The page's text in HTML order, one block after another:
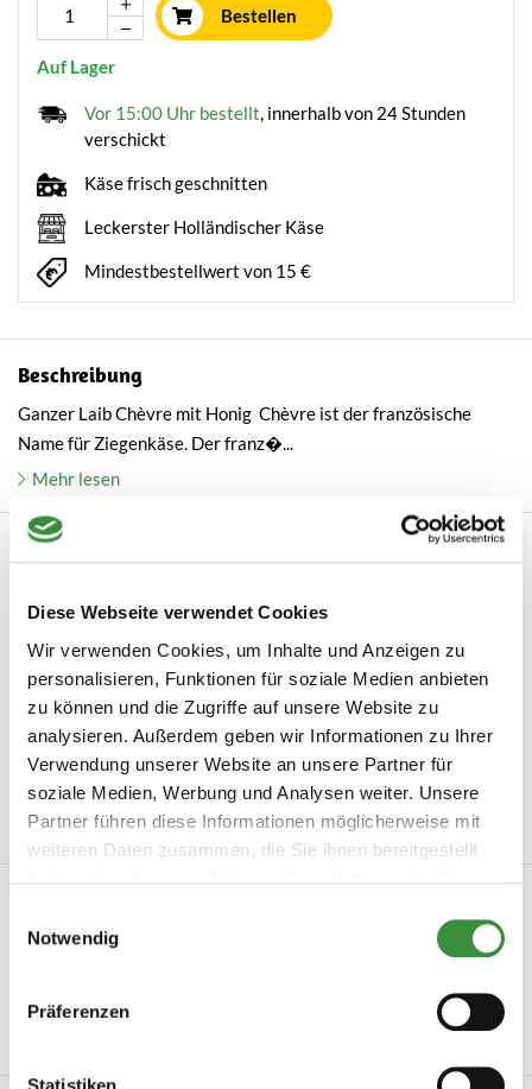
Diese Webseite verwendet Cookies
Wir verwenden Cookies, um Inhalte und Anzeigen zu
personalisieren, Funktionen für soziale Medien anbieten
zu können und die Zugriffe auf unsere Website zu
analysieren. Außerdem geben wir Informationen zu Ihrer
Verwendung unserer Website an unsere Partner für
soziale Medien, Werbung und Analysen weiter. Unsere
Partner führen diese Informationen möglicherweise mit
weiteren Daten zusammen, die Sie ihnen bereitgestellt
Notwendig
Präferenzen
Bestellen
Auf Lager
Vor 15:00 Uhr bestellt, innerhalb von 24 Stunden
verschickt
Käse frisch geschnitten
Leckerster Holländischer Käse
Mindestbestellwert von 15 €
Beschreibung
Ganzer Laib Chèvre mit Honig Chèvre ist der französische
Name für Ziegenkäse. Der franz�...
Mehr lesen
Kundenbewertungen
5 / 5
Based on 1 review
Tolle Neuheit!
By Hemann on 03.05.24
Aromatischer, würziger weicher super leckerer Käse! DANKE.
Artikelnummer